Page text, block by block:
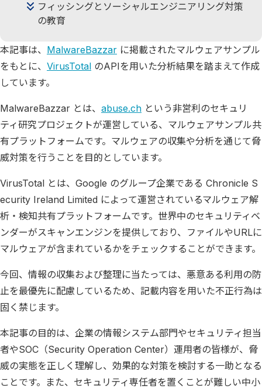
フィッシングとソーシャルエンジニアリング対策
の教育
本記事は、 MalwareBazzar に掲載されたマルウェアサンプル
をもとに、 VirusTotal のAPIを用いた分析結果を踏まえて作成
しています。
MalwareBazzar とは、 abuse.ch という非営利のセキュリ
ティ研究プロジェクトが運営している、マルウェアサンプル共
有プラットフォームです。マルウェアの収集や分析を通じて脅
威対策を行うことを目的としています。
VirusTotal とは、Google のグループ企業である Chronicle S
ecurity Ireland Limited によって運営されているマルウェア解
析・検知共有プラットフォームです。世界中のセキュリティベ
ンダーがスキャンエンジンを提供しており、ファイルやURLに
マルウェアが含まれているかをチェックすることができます。
今回、情報の収集および整理に当たっては、悪意ある利用の防
止を最優先に配慮しているため、記載内容を用いた不正行為は
固く禁じます。
本記事の目的は、企業の情報システム部門やセキュリティ担当
者やSOC（Security Operation Center）運用者の皆様が、脅
威の実態を正しく理解し、効果的な対策を検討する一助となる
ことです。また、セキュリティ専任者を置くことが難しい中小